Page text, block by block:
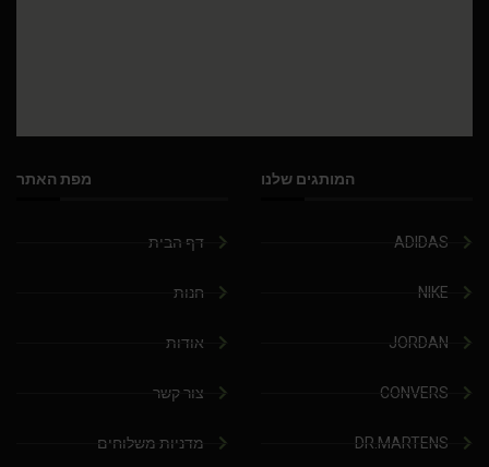
המותגים שלנו
ADIDAS
NIKE
JORDAN
CONVERS
DR.MARTENS
מפת האתר
דף הבית
חנות
אודות
צור קשר
מדניות משלוחים